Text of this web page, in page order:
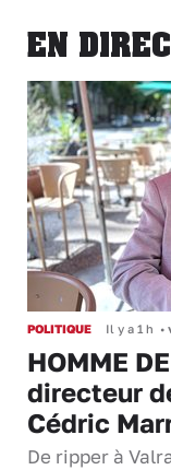
EN
POLITIQUE Il y a 1 h •
HOMME
directeur
Cédric
De ripper à